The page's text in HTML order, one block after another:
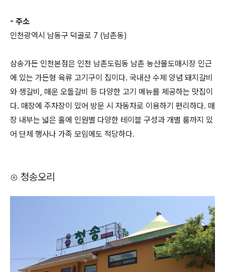
- 주소
인천광역시 남동구 덕골로 7 (남촌동)
삼송가든 인천본점은 인천 남촌도림동 남촌 농산물도매시장 인근
에 있는 가든형 육류 고기구이 집이다. 국내산 수제 양념 돼지갈비
와 생갈비, 매운 오돌갈비 등 다양한 고기 메뉴를 제공하는 맛집이
다. 매장에 주차장이 있어 방문 시 자동차로 이용하기 편리하다. 매
장 내부는 넓은 홀에 인원별 다양한 테이블 구성과 개별 룸까지 있
어 단체 행사나 가족 모임에도 적당하다.
⊙ 청송오리